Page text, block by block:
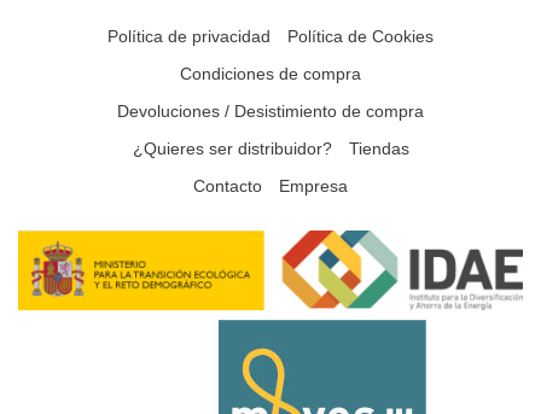
Política de privacidad
Política de Cookies
Condiciones de compra
Devoluciones / Desistimiento de compra
¿Quieres ser distribuidor?
Tiendas
Contacto
Empresa